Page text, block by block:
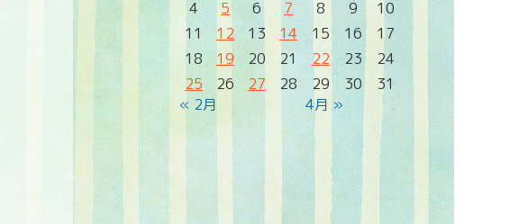
« 2月 4月 »
4
5 6 7 8 9
10
11
12 13 14 15 16
17
18
19 20 21 22 23
24
25
26 27 28 29 30 31